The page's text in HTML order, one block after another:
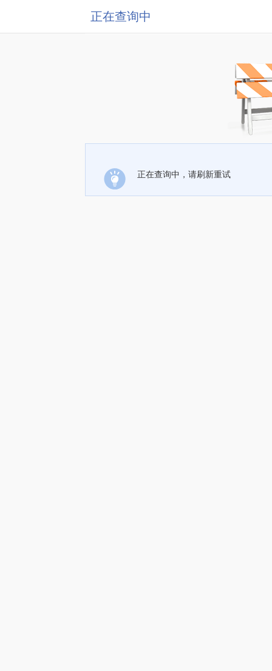
正在查询中
正在查询中，请刷新重试